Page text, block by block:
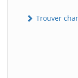
Trouver